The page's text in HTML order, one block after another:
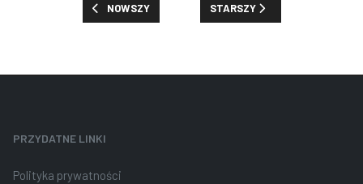
POPRZEDNIA STRONA: RUSZYŁA SPRZEDAŻ BILETÓW
NOWSZY NASTĘPNA STRONA:
STARSZY
PRZYDATNE LINKI
Polityka prywatności